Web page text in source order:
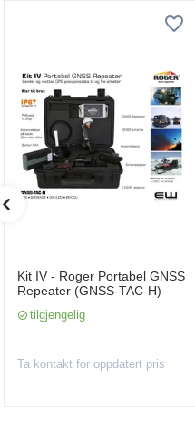
Kit IV - Roger Portabel GNSS
Repeater (GNSS-TAC-H)
tilgjengelig
Ta kontakt for oppdatert pris